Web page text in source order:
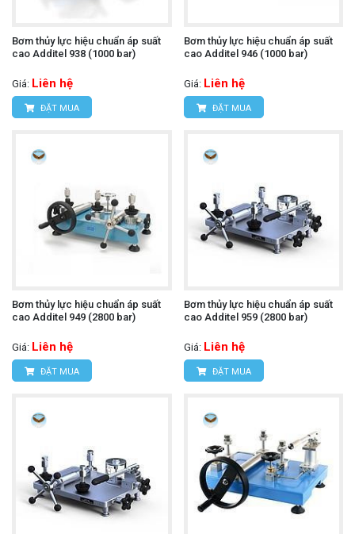
Bơm thủy lực hiệu chuẩn áp suất
cao Additel 938 (1000 bar)
Giá: Liên hệ
ĐẶT MUA
Bơm thủy lực hiệu chuẩn áp suất
cao Additel 946 (1000 bar)
Giá: Liên hệ
ĐẶT MUA
Bơm thủy lực hiệu chuẩn áp suất
cao Additel 949 (2800 bar)
Giá: Liên hệ
ĐẶT MUA
Bơm thủy lực hiệu chuẩn áp suất
cao Additel 959 (2800 bar)
Giá: Liên hệ
ĐẶT MUA